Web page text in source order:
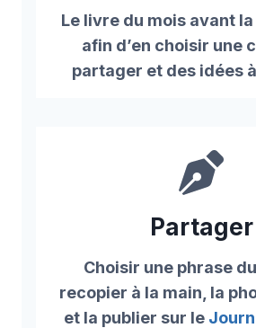
Le livre du mois avant
afin d’en choisir une
partager et des idées
Partager
Choisir une phrase
recopier à la main, la
et la publier sur le